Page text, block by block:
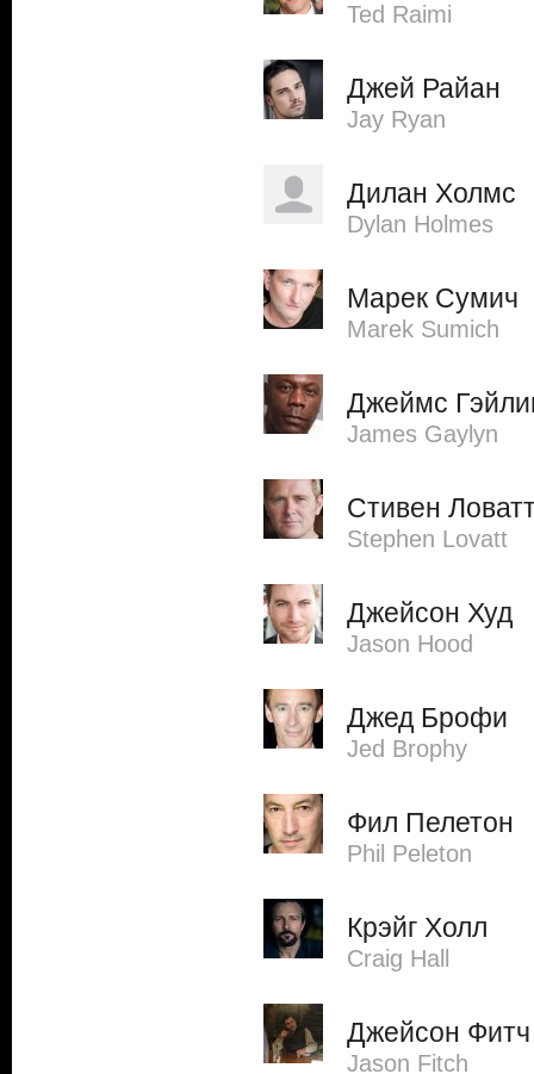
Ted Raimi
Джей Райан
Jay Ryan
Дилан Холмс
Dylan Holmes
Марек Сумич
Marek Sumich
Джеймс
James Gaylyn
Стивен
Stephen Lovatt
Джейсон Худ
Jason Hood
Джед Брофи
Jed Brophy
Фил Пелетон
Phil Peleton
Крэйг Холл
Craig Hall
Джейсон Фитч
Jason Fitch